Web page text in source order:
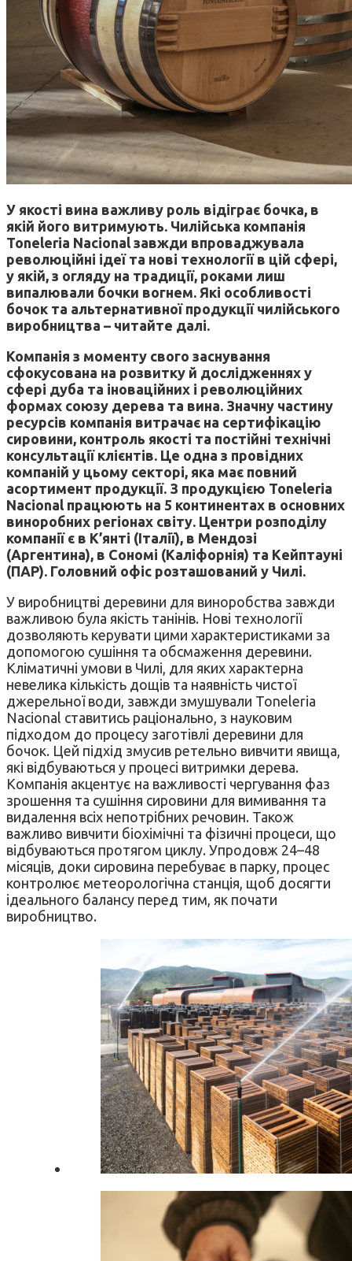
У якості вина важливу роль відіграє бочка, в
якій його витримують. Чилійська компанія
Toneleria Nacional завжди впроваджувала
революційні ідеї та нові технології в цій сфері,
у якій, з огляду на традиції, роками лиш
випалювали бочки вогнем. Які особливості
бочок та альтернативної продукції чилійського
виробництва – читайте далі.
Компанія з моменту свого заснування
сфокусована на розвитку й дослідженнях у
сфері дуба та іноваційних і революційних
формах союзу дерева та вина. Значну частину
ресурсів компанія витрачає на сертифікацію
сировини, контроль якості та постійні технічні
консультації клієнтів. Це одна з провідних
компаній у цьому секторі, яка має повний
асортимент продукції. З продукцією Toneleria
Nacional працюють на 5 континентах в основних
виноробних регіонах світу. Центри розподілу
компанії є в К’янті (Італії), в Мендозі
(Аргентина), в Сономі (Каліфорнія) та Кейптауні
(ПАР). Головний офіс розташований у Чилі.
У виробництві деревини для виноробства завжди
важливою була якість танінів. Нові технології
дозволяють керувати цими характеристиками за
допомогою сушіння та обсмаження деревини.
Кліматичні умови в Чилі, для яких характерна
невелика кількість дощів та наявність чистої
джерельної води, завжди змушували Toneleria
Nacional ставитись раціонально, з науковим
підходом до процесу заготівлі деревини для
бочок. Цей підхід змусив ретельно вивчити явища,
які відбуваються у процесі витримки дерева.
Компанія акцентує на важливості чергування фаз
зрошення та сушіння сировини для вимивання та
видалення всіх непотрібних речовин. Також
важливо вивчити біохімічні та фізичні процеси, що
відбуваються протягом циклу. Упродовж 24–48
місяців, доки сировина перебуває в парку, процес
контролює метеорологічна станція, щоб досягти
ідеального балансу перед тим, як почати
виробництво.